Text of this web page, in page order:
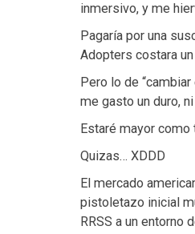
inmersivo, y me
Pagaría por una
Adopters costara
Pero lo de
me gasto un duro,
Estaré mayor como
Quizas… XDDD
El mercado
pistoletazo inicial
RRSS a un entorno